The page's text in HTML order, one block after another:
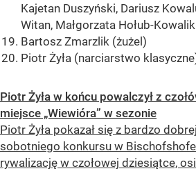
Kajetan Duszyński, Dariusz
Witan, Małgorzata Hołub-Kowalik
Bartosz Zmarzlik (żużel)
Piotr Żyła (narciarstwo
Piotr Żyła w końcu powalczył z
miejsce „Wiewióra” w sezonie
Piotr Żyła pokazał się z bardzo
sobotniego konkursu w
rywalizację w czołowej dziesiątce,